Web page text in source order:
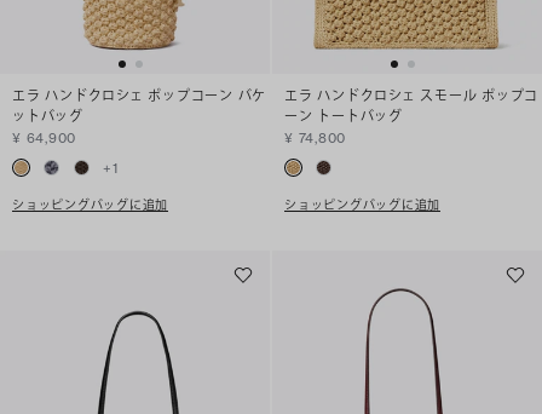
エラ ハンドクロシェ ポップコーン バケ
ットバッグ
¥ 64,900
+1
ショッピングバッグに追加
エラ ハンドクロシェ スモール ポップコ
ーン トートバッグ
¥ 74,800
ショッピングバッグに追加